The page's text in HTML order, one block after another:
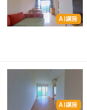
AI講房
AI講房